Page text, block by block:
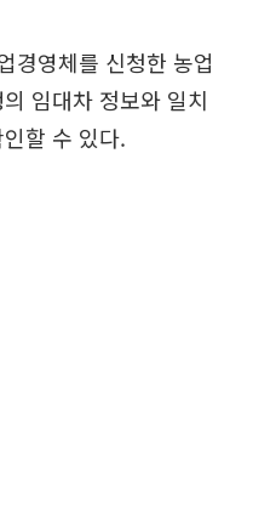
경영체를 신청한 농업
임대차 정보와 일치
할 수 있다.